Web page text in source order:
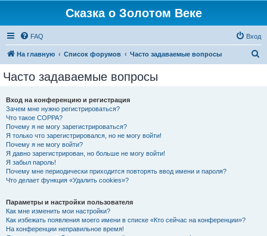
Сказка о Золотом Веке
FAQ Вход
На главную Список форумов Часто задаваемые вопросы
Часто задаваемые вопросы
Вход на конференцию и регистрация
Зачем мне нужно регистрироваться?
Что такое COPPA?
Почему я не могу зарегистрироваться?
Я только что зарегистрировался, но не могу войти!
Почему я не могу войти?
Я давно зарегистрирован, но больше не могу войти!
Я забыл пароль!
Почему мне периодически приходится повторять ввод имени и пароля?
Что делает функция «Удалить cookies»?
Параметры и настройки пользователя
Как мне изменить мои настройки?
Как избежать появления моего имени в списке «Кто сейчас на конференции»?
На конференции неправильное время!